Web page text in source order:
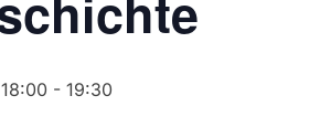
- 19:30